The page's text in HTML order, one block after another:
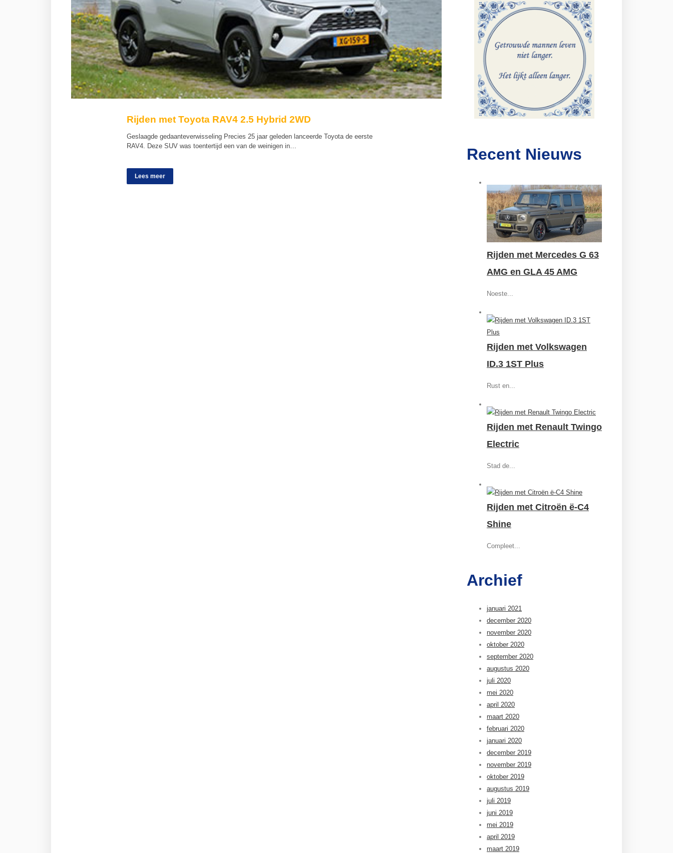
Rijden met Toyota RAV4 2.5 Hybrid 2WD
Geslaagde gedaanteverwisseling Precies 25 jaar geleden lanceerde Toyota de eerste
RAV4. Deze SUV was toentertijd een van de weinigen in…
Lees meer
Recent Nieuws
Rijden met Mercedes G 63
AMG en GLA 45 AMG
Noeste...
Rijden met Volkswagen
ID.3 1ST Plus
Rust en...
Rijden met Renault Twingo
Electric
Stad de...
Rijden met Citroën ë-C4
Shine
Compleet...
Archief
januari 2021
december 2020
november 2020
oktober 2020
september 2020
augustus 2020
juli 2020
mei 2020
april 2020
maart 2020
februari 2020
januari 2020
december 2019
november 2019
oktober 2019
augustus 2019
juli 2019
juni 2019
mei 2019
april 2019
maart 2019